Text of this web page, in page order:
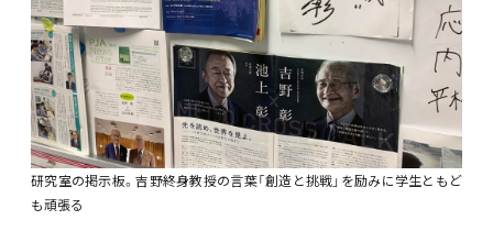
研究室の掲示板。吉野終身教授の言葉「創造と挑戦」を励みに学生ともど
も頑張る